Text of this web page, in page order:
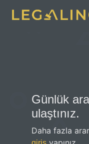
Günlük
ulaştınız.
Daha fazla